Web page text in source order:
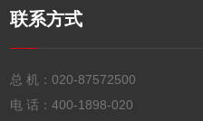
联系方式
总 机：020-87572500
电 话：400-1898-020